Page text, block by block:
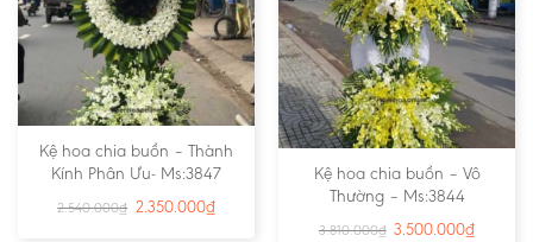
Kệ hoa chia buồn – Thành
Kính Phân Ưu- Ms:3847
2.540.000₫ 2.350.000₫
Kệ hoa chia buồn – Vô
Thường – Ms:3844
3.810.000₫ 3.500.000₫